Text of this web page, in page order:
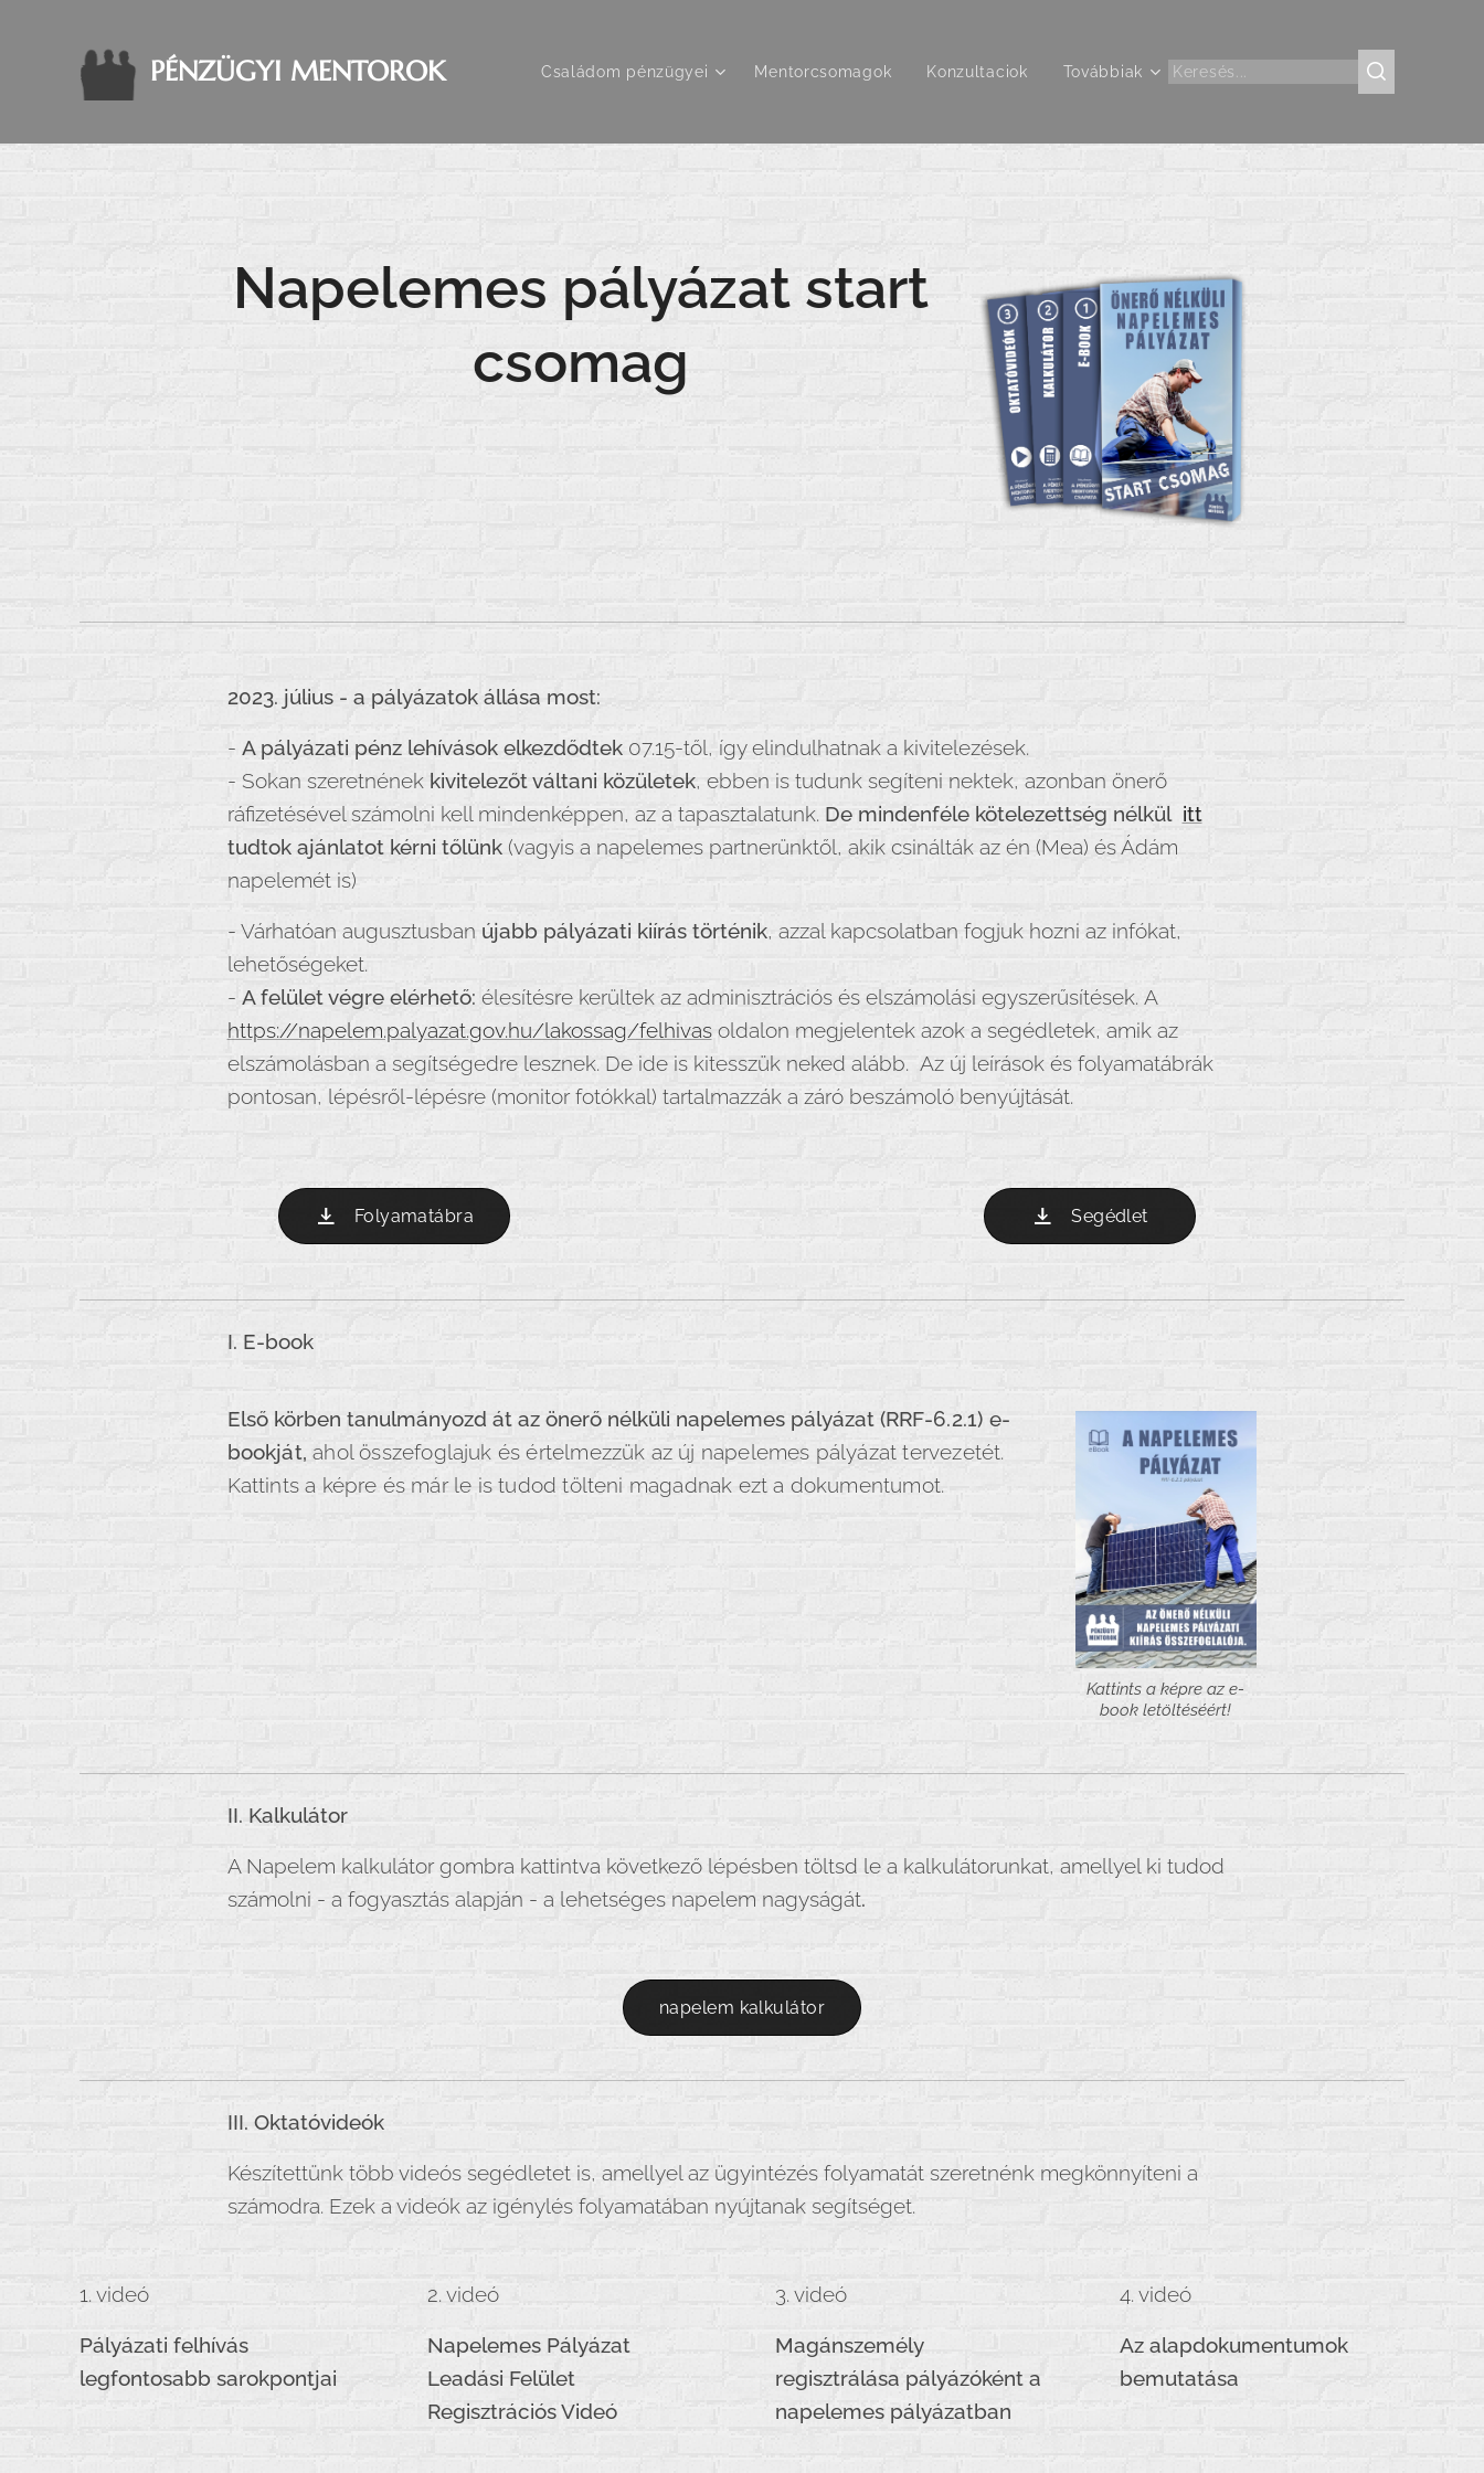
PÉNZÜGYI MENTOROK Családom pénzügyei Mentorcsomagok Konzultaciok Továbbiak
Napelemes pályázat start
csomag
2023. július - a pályázatok állása most:
- A pályázati pénz lehívások elkezdődtek07.15-től, így elindulhatnak a kivitelezések.
- Sokan szeretnének kivitelezőt váltani közületek, ebben is tudunk segíteni nektek, azonban önerő
ráfizetésével számolni kell mindenképpen, az a tapasztalatunk. De mindenféle kötelezettség nélkül itt
tudtok ajánlatot kérni tőlünk(vagyis a napelemes partnerünktől, akik csinálták az én (Mea) és Ádám
napelemét is)
- Várhatóan augusztusban újabb pályázati kiírás történik, azzal kapcsolatban fogjuk hozni az infókat,
lehetőségeket.
- A felület végre elérhető: élesítésre kerültek az adminisztrációs és elszámolási egyszerűsítések. A
https://napelem.palyazat.gov.hu/lakossag/felhivasoldalon megjelentek azok a segédletek, amik az
elszámolásban a segítségedre lesznek. De ide is kitesszük neked alább. Az új leírások és folyamatábrák
pontosan, lépésről-lépésre (monitor fotókkal) tartalmazzák a záró beszámoló benyújtását.
Folyamatábra Segédlet
I. E-book
Kattints a képre az e-
book letöltéséért!
Első körben tanulmányozd át az önerő nélküli napelemes pályázat (RRF-6.2.1) e-
bookját, ahol összefoglajuk és értelmezzük az új napelemes pályázat tervezetét.
Kattints a képre és már le is tudod tölteni magadnak ezt a dokumentumot.
II. Kalkulátor
A Napelem kalkulátor gombra kattintva következő lépésben töltsd le a kalkulátorunkat, amellyel ki tudod
számolni - a fogyasztás alapján - a lehetséges napelem nagyságát.
napelem kalkulátor
III. Oktatóvideók
Készítettünk több videós segédletet is, amellyel az ügyintézés folyamatát szeretnénk megkönnyíteni a
számodra. Ezek a videók az igénylés folyamatában nyújtanak segítséget.
1. videó
Pályázati felhívás
legfontosabb sarokpontjai
2. videó
Napelemes Pályázat
Leadási Felület
Regisztrációs Videó
3. videó
Magánszemély
regisztrálása pályázóként a
napelemes pályázatban
4. videó
Az alapdokumentumok
bemutatása